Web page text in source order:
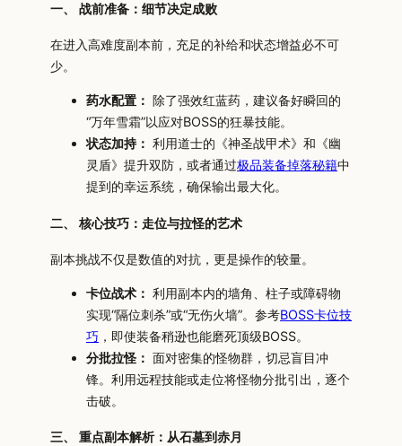
一、 战前准备：细节决定成败
在进入高难度副本前，充足的补给和状态增益必不可
少。
药水配置： 除了强效红蓝药，建议备好瞬回的
“万年雪霜”以应对BOSS的狂暴技能。
状态加持： 利用道士的《神圣战甲术》和《幽
灵盾》提升双防，或者通过极品装备掉落秘籍中
提到的幸运系统，确保输出最大化。
二、 核心技巧：走位与拉怪的艺术
副本挑战不仅是数值的对抗，更是操作的较量。
卡位战术： 利用副本内的墙角、柱子或障碍物
实现“隔位刺杀”或“无伤火墙”。参考BOSS卡位技
巧 ，即使装备稍逊也能磨死顶级BOSS。
分批拉怪： 面对密集的怪物群，切忌盲目冲
锋。利用远程技能或走位将怪物分批引出，逐个
击破。
三、 重点副本解析：从石墓到赤月